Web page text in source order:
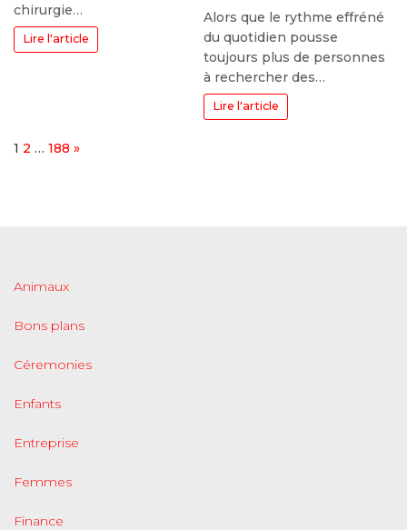
chirurgie…
Lire l'article
Alors que le rythme effréné
du quotidien pousse
toujours plus de personnes
à rechercher des…
Lire l'article
Page:
1 2 … 188 Next
»
Animaux
Bons plans
Céremonies
Enfants
Entreprise
Femmes
Finance